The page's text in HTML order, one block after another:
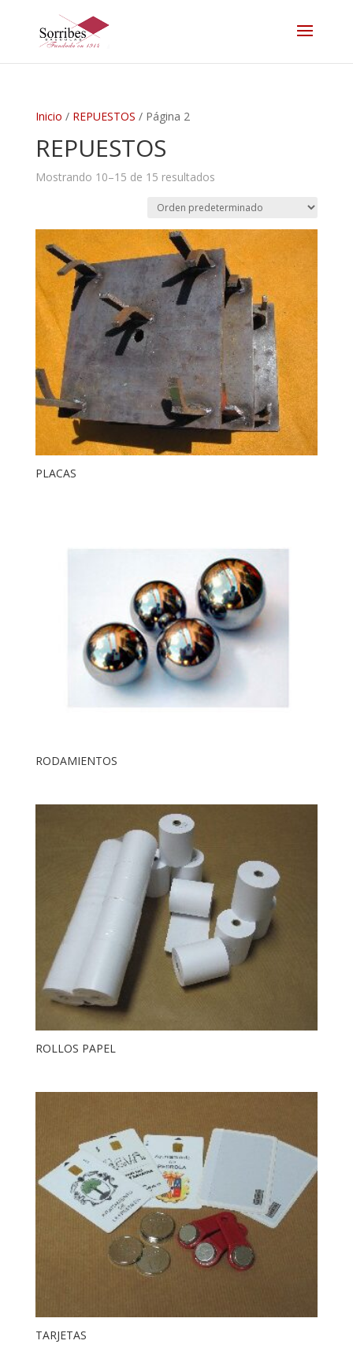
Inicio / REPUESTOS / Página 2
REPUESTOS
Mostrando 10–15 de 15 resultados
PLACAS
RODAMIENTOS
ROLLOS PAPEL
TARJETAS